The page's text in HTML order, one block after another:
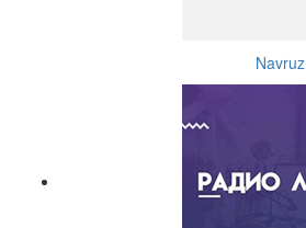
Navruz